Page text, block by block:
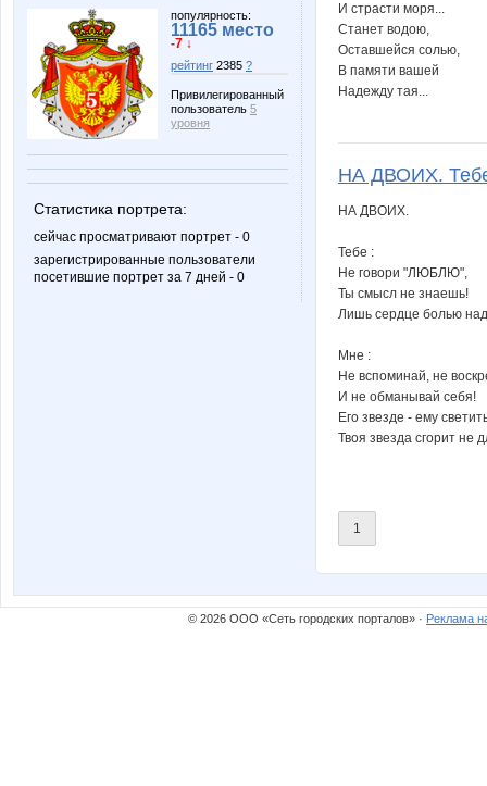
популярность:
11165 место
-7 ↓
рейтинг 2385 ?
Привилегированный
пользователь 5
уровня
Статистика портрета:
сейчас просматривают портрет - 0
зарегистрированные пользователи
посетившие портрет за 7 дней - 0
lukoyanova
АленаТ
Яна Калинина Улена
И страсти моря...
Станет водою,
Оставшейся солью,
В памяти вашей
Надежду тая...
НА ДВОИХ.
НА ДВОИХ.
Тебе :
Не говори "ЛЮБЛЮ",
Ты смысл не знаешь!
Лишь сердце болью
Мне :
Не вспоминай, не
И не обманывай себя!
Его звезде - ему
Твоя звезда сгорит не
1
© 2026 ООО «Сеть городских порталов» · Реклама